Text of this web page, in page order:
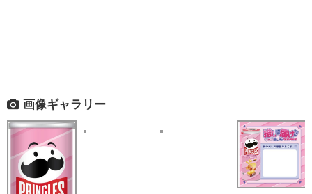
画像ギャラリー